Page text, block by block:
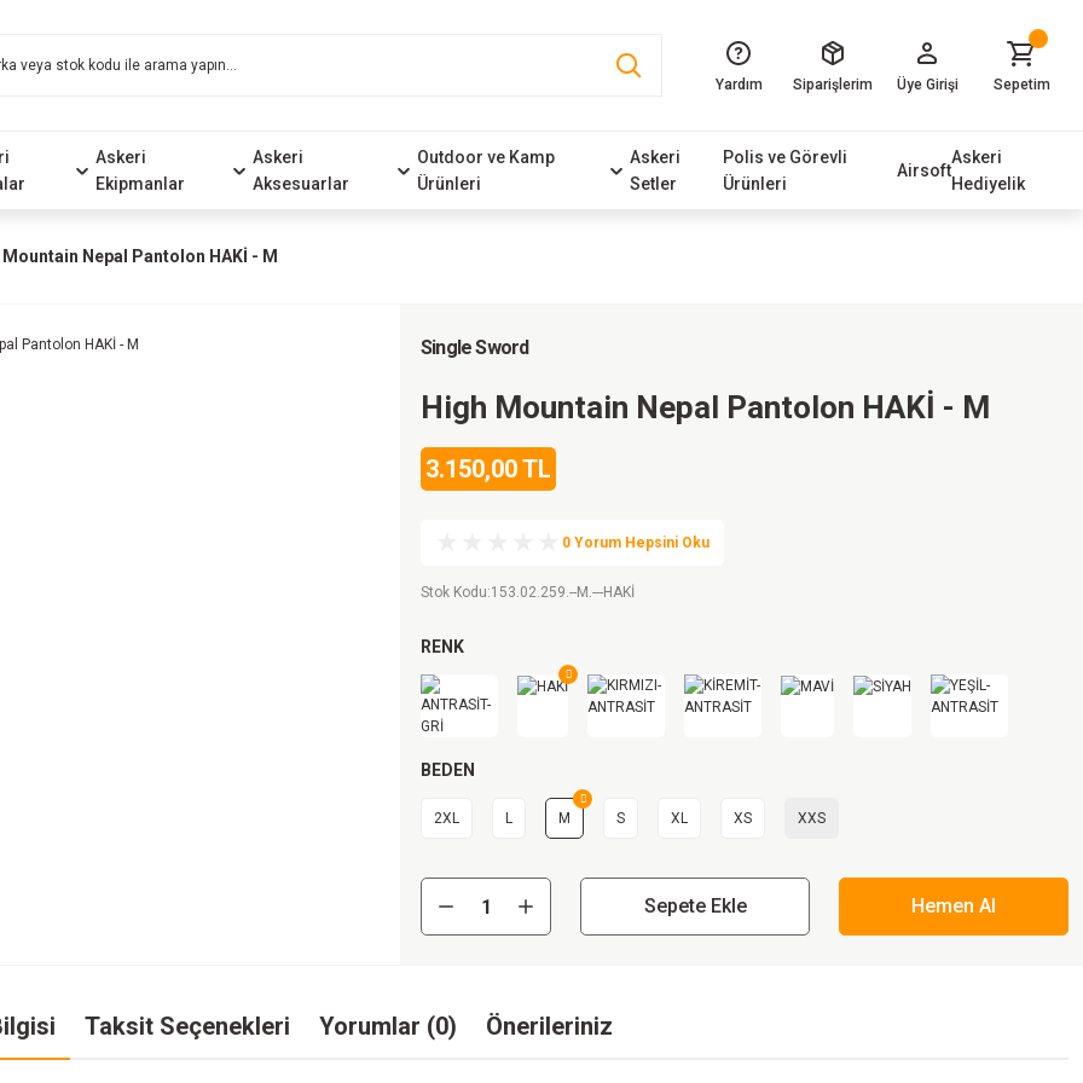
Yardım Siparişlerim Üye Girişi Sepetim
Askeri
Ekipmanlar
Askeri
Aksesuarlar
Outdoor ve Kamp
Ürünleri
Askeri
Setler
Polis ve Görevli
Ürünleri
Airsoft
Askeri
Hediyelik
Mountain Nepal Pantolon HAKİ - M
Single Sword
High Mountain Nepal Pantolon HAKİ - M
3.150,00 TL
0 Yorum Hepsini Oku
Stok Kodu:153.02.259.--M.---HAKİ
RENK
BEDEN
2XL L M S XL XS XXS
Sepete Ekle Hemen Al
Taksit Seçenekleri Yorumlar (0) Önerileriniz